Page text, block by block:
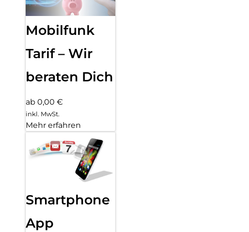
Mobilfunk
Tarif – Wir
beraten Dich
ab 0,00 €
inkl. MwSt.
Mehr erfahren
Smartphone
App